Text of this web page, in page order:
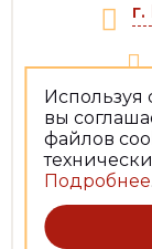
Используя
вы
файлов
Подробнее